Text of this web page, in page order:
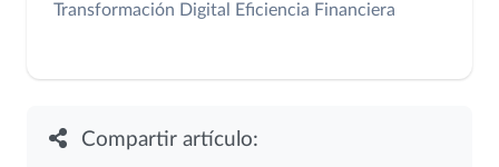
Transformación Digital
Eficiencia Financiera
Compartir artículo: